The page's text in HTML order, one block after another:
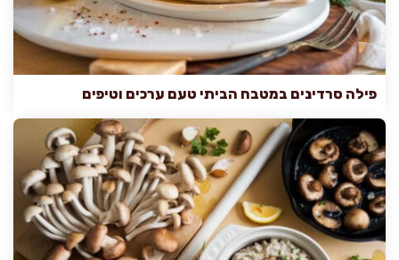
פילה סרדינים במטבח הביתי טעם ערכים וטיפים